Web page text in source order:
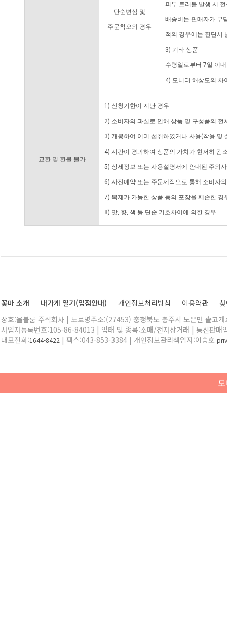
단순변심 및
주문착오의 경우
피부 트러블 발생 시
배송비는 판매자가 부
적의 경우에는 진단서
3) 기타 상품
수령일로부터 7일 이
4) 모니터 해상도의 차
교환 및 환불 불가
1) 신청기한이 지난 경우
2) 소비자의 과실로 인해 상품 및 구성품의
3) 개봉하여 이미 섭취하였거나 사용(착용 및
4) 시간이 경과하여 상품의 가치가 현저히 감
5) 상세정보 또는 사용설명서에 안내된 주의
6) 사전예약 또는 주문제작으로 통해 소비자
7) 복제가 가능한 상품 등의 포장을 훼손한 경
8) 맛, 향, 색 등 단순 기호차이에 의한 경우
꽃마 소개 내가게 열기(입점안내) 개인정보처리방침 이용약관
상호:올블룸 주식회사 | 도로명주소:(27453) 충청북도 충주시 노은면 솔고
사업자등록번호:105-86-84013 | 업태 및 종목:소매/전자상거래 | 통신판매
대표전화:1644-8422 | 팩스:043-853-3384 | 개인정보관리책임자:이승호